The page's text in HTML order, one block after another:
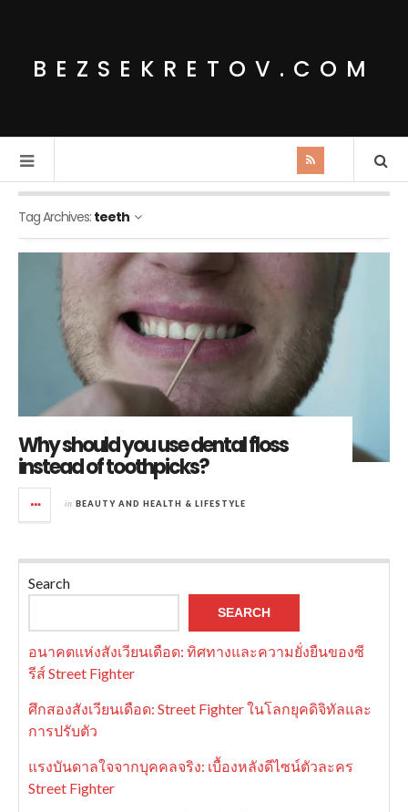
BEZSEKRETOV.COM
Tag Archives: teeth
Why should you use dental floss
instead of toothpicks?
in BEAUTY AND HEALTH & LIFESTYLE
Search
SEARCH
อนาคตแห่งสังเวียนเดือด: ทิศทางและความยั่งยืนของซี
รีส์ Street Fighter
ศึกสองสังเวียนเดือด: Street Fighter ในโลกยุคดิจิทัลและ
การปรับตัว
แรงบันดาลใจจากบุคคลจริง: เบื้องหลังดีไซน์ตัวละคร
Street Fighter